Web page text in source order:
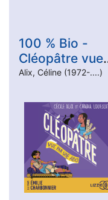
100 % Bio -
Cléopâtre vue
par une ado
Alix, Céline (1972-....)